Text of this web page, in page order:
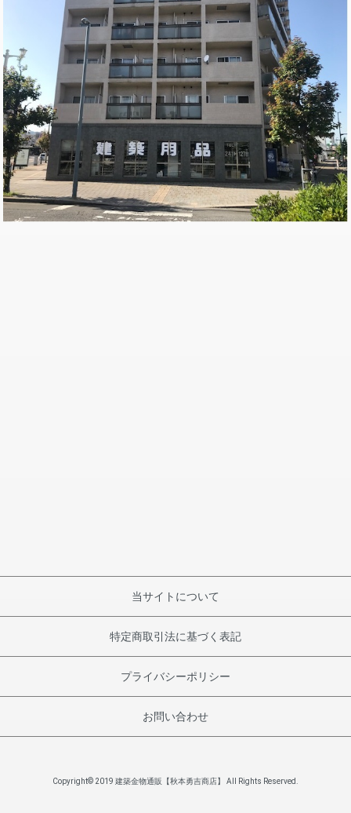
当サイトについて
特定商取引法に基づく表記
プライバシーポリシー
お問い合わせ
Copyright© 2019 建築金物通販【秋本勇吉商店】 All Rights Reserved.